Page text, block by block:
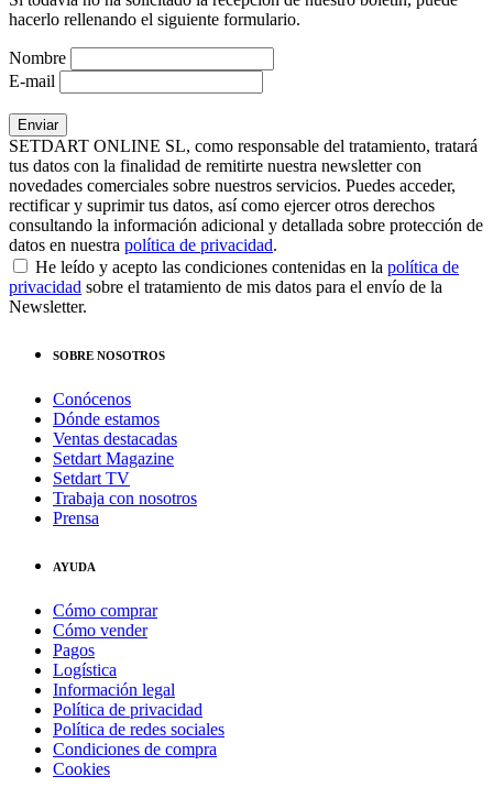
hacerlo rellenando el siguiente formulario.
Nombre
E-mail
SETDART ONLINE SL, como responsable del tratamiento, tratará
tus datos con la finalidad de remitirte nuestra newsletter con
novedades comerciales sobre nuestros servicios. Puedes acceder,
rectificar y suprimir tus datos, así como ejercer otros derechos
consultando la información adicional y detallada sobre protección de
datos en nuestra política de privacidad.
He leído y acepto las condiciones contenidas en la política de
privacidad sobre el tratamiento de mis datos para el envío de la
Newsletter.
SOBRE NOSOTROS
Conócenos
Dónde estamos
Ventas destacadas
Setdart Magazine
Setdart TV
Trabaja con nosotros
Prensa
AYUDA
Cómo comprar
Cómo vender
Pagos
Logística
Información legal
Política de privacidad
Política de redes sociales
Condiciones de compra
Cookies